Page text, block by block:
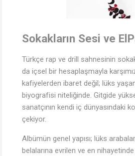
Sokakların Sesi ve
Türkçe rap ve drill sahnesinin
da içsel bir hesaplaşmayla
kafiyelerden ibaret değil; lüks
biyografisi niteliğinde. Gitgide
sanatçının kendi iç dünyasındaki
çekiyor.
Albümün genel yapısı; lüks
belalarına evrilen ve en